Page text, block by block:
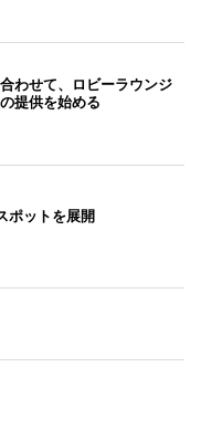
わせて、ロビーラウンジ
提供を始める
ポットを展開